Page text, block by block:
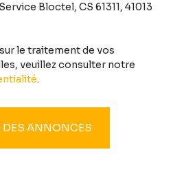
Bloctel, CS 61311, 41013
le traitement de vos
veuillez consulter notre
.
DES ANNONCES